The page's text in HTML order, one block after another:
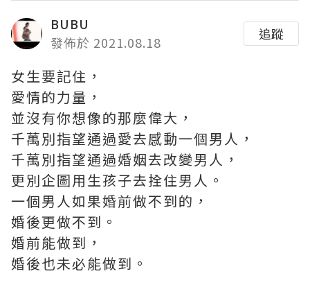
BUBU
發佈於 2021.08.18
追蹤
女生要記住，
愛情的力量，
並沒有你想像的那麼偉大，
千萬別指望通過愛去感動一個男人，
千萬別指望通過婚姻去改變男人，
更別企圖用生孩子去拴住男人。
一個男人如果婚前做不到的，
婚後更做不到。
婚前能做到，
婚後也未必能做到。